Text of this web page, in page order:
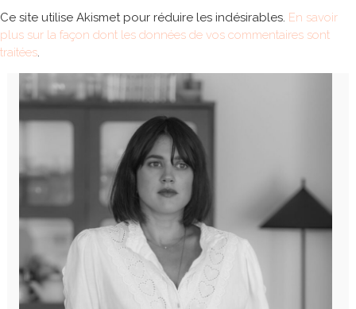
Ce site utilise Akismet pour réduire les indésirables. En savoir
plus sur la façon dont les données de vos commentaires sont
traitées.